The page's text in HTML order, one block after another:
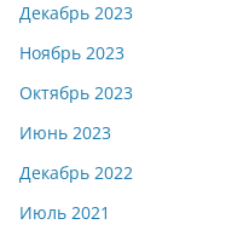
Декабрь 2023
Ноябрь 2023
Октябрь 2023
Июнь 2023
Декабрь 2022
Июль 2021